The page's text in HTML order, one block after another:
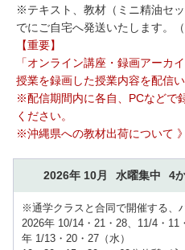
※テキスト、教材（ミニ精油セ
でにご自宅へ発送いたします。（
【重要】
「オンライン講座・録画アーカ
授業を録画した授業内容を配信い
※配信期間内に各自、PCなどで
ください。
※沖縄県への教材出荷について 》
2026年 10月 水曜集中 4
※通学クラスと合同で開催する、
2026年 10/14・21・28、11/4・11
年 1/13・20・27（水）